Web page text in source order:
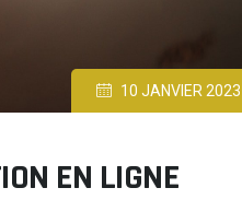
10 JANVIER 2023
EN LIGNE